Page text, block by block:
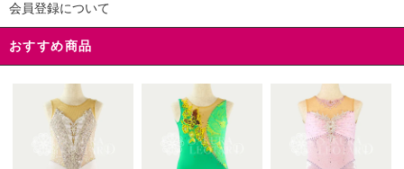
会員登録について
おすすめ商品